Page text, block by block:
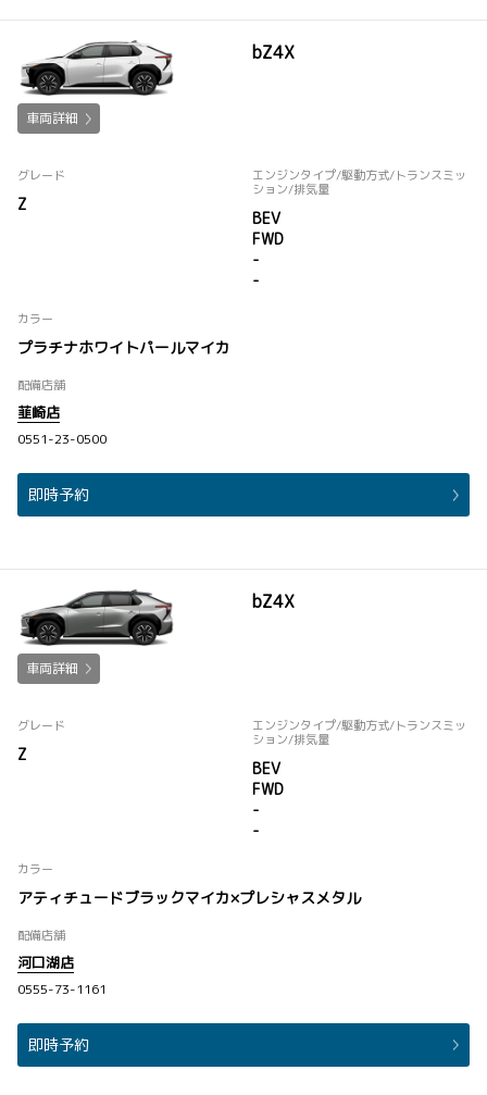
bZ4X
車両詳細
グレード
Z
エンジンタイプ/駆動方式/トランスミッ
ション/排気量
BEV
FWD
-
-
カラー
プラチナホワイトパールマイカ
配備店舗
韮崎店
0551-23-0500
即時予約
bZ4X
車両詳細
グレード
Z
エンジンタイプ/駆動方式/トランスミッ
ション/排気量
BEV
FWD
-
-
カラー
アティチュードブラックマイカ×プレシャスメタル
配備店舗
河口湖店
0555-73-1161
即時予約